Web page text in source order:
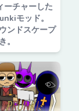
ーチャーした
モッド。
ンドスケープ
。